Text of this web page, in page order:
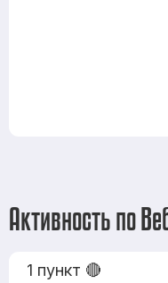
Активность по
1 пункт 🔴